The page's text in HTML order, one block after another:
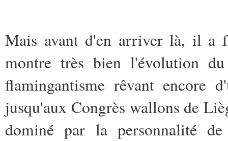
Mais avant d'en arriver là, il a
montre très bien l'évolution
flamingantisme rêvant encore
jusqu'aux Congrès wallons de
dominé par la personnalité